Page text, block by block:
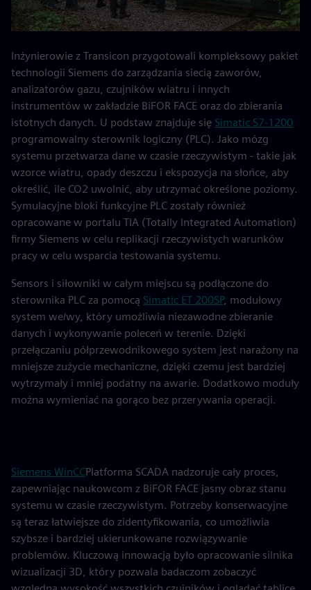
Inżynierowie z Transicon przygotowali kompleksowy pakiet
technologii Siemens do zarządzania siecią zaworów,
analizatorów gazu, czujników wiatru i innych
instrumentów w zakładzie BiFOR FACE oraz do zbierania
istotnych danych. U podstaw znajduje się Simatic S7-1200
programowalny sterownik logiczny (PLC). Jako mózg
systemu przetwarza dane w czasie rzeczywistym - takie jak
wzorce wiatru, opady deszczu i ekspozycja na słońce, aby
określić, ile CO2 uwolnić, aby utrzymać określone poziomy.
Symulacyjne bloki funkcyjne PLC zostały również
opracowane w portalu TIA (Totally Integrated Automation)
firmy Siemens w celu replikacji rzeczywistych warunków
pracy w celu wsparcia testowania systemu.
Sensors i siłowniki w całym miejscu są podłączone do
sterownika PLC za pomocą Simatic ET 200SP, modułowy
system we/wy, który umożliwia niezawodne zbieranie
danych i wykonywanie poleceń w terenie. Dzięki
przełączaniu półprzewodnikowego system jest narażony na
mniejsze zużycie mechaniczne, dzięki czemu jest bardziej
wytrzymały i mniej podatny na awarie. Dodatkowo moduły
można wymieniać na gorąco bez przerywania operacji.
Siemens WinCCPlatforma SCADA nadzoruje cały proces,
zapewniając naukowcom z BiFOR FACE jasny obraz stanu
systemu w czasie rzeczywistym. Potrzeby konserwacyjne
są teraz łatwiejsze do zidentyfikowania, co umożliwia
szybsze i bardziej ukierunkowane rozwiązywanie
problemów. Kluczową innowacją było opracowanie silnika
wizualizacji 3D, który pozwala badaczom zobaczyć